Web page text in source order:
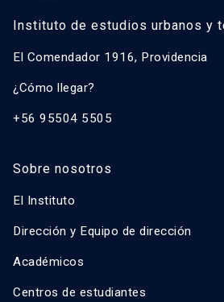
Instituto de estudios urbanos y
El Comendador 1916, Providencia
¿Cómo llegar?
+56 95504 5505
Sobre nosotros
El Instituto
Dirección y Equipo de dirección
Académicos
Centros de estudiantes